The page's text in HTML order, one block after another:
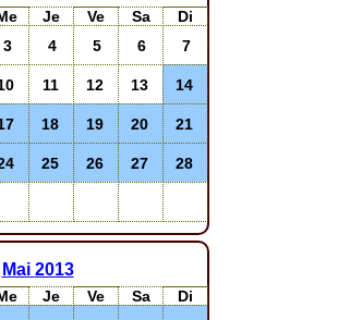
Je Ve Sa Di
3 4 5 6 7
11 12 13 14
18 19 20 21
25 26 27 28
Mai 2013
Je Ve Sa Di